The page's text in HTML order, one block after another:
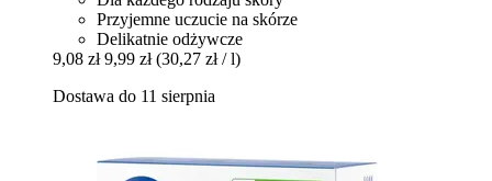
Przyjemne uczucie na skórze
Delikatnie odżywcze
9,08 zł 9,99 zł (30,27 zł / l)
Dostawa do 11 sierpnia